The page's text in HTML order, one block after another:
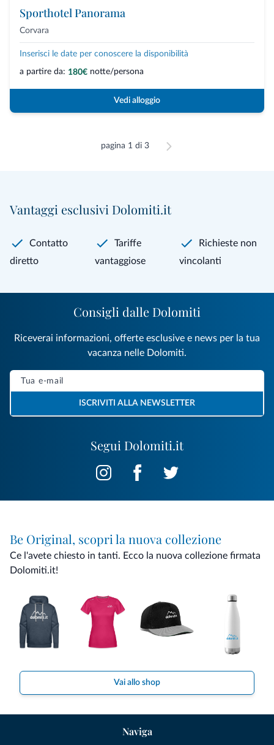
Sporthotel Panorama
Corvara
Inserisci le date per conoscere la disponibilità
a partire da: 180€ notte/persona
Vedi alloggio
pagina 1 di 3
Vantaggi esclusivi Dolomiti.it
Contatto
diretto
Tariffe
vantaggiose
Richieste non
vincolanti
Segui Dolomiti.it
Consigli dalle Dolomiti
Riceverai informazioni, offerte esclusive e news per la tua
vacanza nelle Dolomiti.
ISCRIVITI ALLA NEWSLETTER
Be Original, scopri la nuova collezione
Ce l'avete chiesto in tanti. Ecco la nuova collezione firmata
Dolomiti.it!
Vai allo shop
Naviga